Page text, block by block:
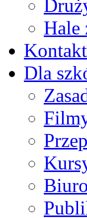
Hale
Dla